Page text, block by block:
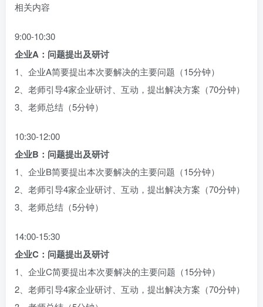
相关内容
9:00-10:30
企业A：问题提出及研讨
1、企业A简要提出本次要解决的主要问题（15分钟）
2、老师引导4家企业研讨、互动，提出解决方案（70分钟）
3、老师总结（5分钟）
10:30-12:00
企业B：问题提出及研讨
1、企业B简要提出本次要解决的主要问题（15分钟）
2、老师引导4家企业研讨、互动，提出解决方案（70分钟）
3、老师总结（5分钟）
14:00-15:30
企业C：问题提出及研讨
1、企业C简要提出本次要解决的主要问题（15分钟）
2、老师引导4家企业研讨、互动，提出解决方案（70分钟）